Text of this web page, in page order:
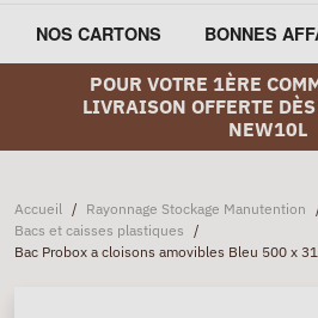
NOS CARTONS BONNES
POUR VOTRE 1ÈRE
LIVRAISON OFFERTE
NEW10L
Accueil / Rayonnage Stockage Manutention
Bacs et caisses plastiques /
Bac Probox a cloisons amovibles Bleu 500 x